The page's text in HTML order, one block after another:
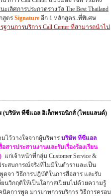
เลิศการประกวดรางวัล The Best Thailand
สูตร Signature อีก 1 หลักสูตร..ที่พิเศษ
นการบริการ Call Center ที่สามารถนำไป
(บริษัท ทีซีแอล อิเล็กทรอนิกส์ (ไทยแลนด์)
ไว้วางใจจากผู้บริหาร บริษัท ทีซีแอล
สารประสานงานและรับเรื่องร้องเรียน
แก่เจ้าหน้าที่กลุ่ม Customer Service &
ะสบการณ์จริงที่ไม่มีในตำราและเป็น
ดจา วิธีการปฎิบัติในการสื่อสาร และรับ
นวิกฤติให้เป็นโอกาสเปี่ยมไปด้วยความรู้
คการพูด มารยาทการบริการ วิธีการครอบ